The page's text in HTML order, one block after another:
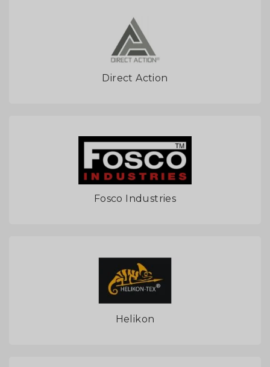
Direct Action
Fosco Industries
Helikon